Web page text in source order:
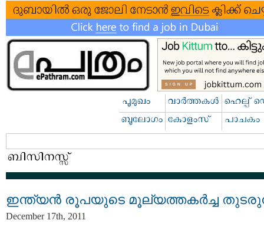
ഇന്ത്യന്‍ രൂപയുടെ മൂല്യത്തകര്‍ച്ച
December 17th, 2011